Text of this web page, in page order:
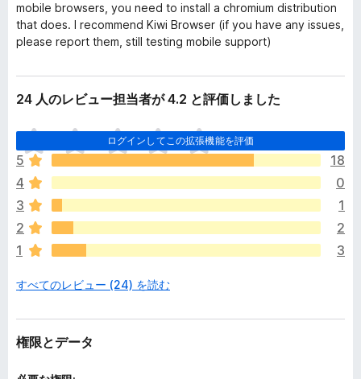
mobile browsers, you need to install a chromium distribution
that does. I recommend Kiwi Browser (if you have any issues,
please report them, still testing mobile support)
24 人のレビュー担当者が 4.2 と評価しました
ログインしてこの拡張機能を評価
ま
だ
評
価
さ
れ
て
い
せ
5
18
4
0
3
1
2
2
1
3
すべてのレビュー (24) を読む
権限とデータ